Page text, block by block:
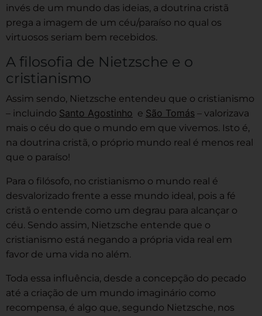
invés de um mundo das ideias, a doutrina cristã
prega a imagem de um céu/paraíso no qual os
virtuosos seriam bem recebidos.
A filosofia de Nietzsche e o
cristianismo
Assim sendo, Nietzsche entendeu que o cristianismo
– incluindo Santo Agostinho e São Tomás – valorizava
mais o céu do que o mundo em que vivemos. Isto é,
na doutrina cristã, o próprio mundo real é menos real
que o paraíso!
Para o filósofo, no cristianismo o mundo real é
desvalorizado frente a esse mundo ideal, pois a fé
cristã o entende como um degrau para alcançar o
céu. Sendo assim, Nietzsche entende que o
cristianismo está negando a própria vida real em
favor de uma vida no além.
Toda essa influência, desde a concepção do pecado
até a criação de um mundo imaginário como
recompensa, é algo que, segundo Nietzsche, nos